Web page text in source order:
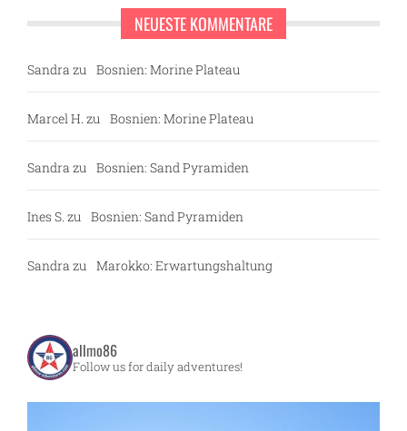
NEUESTE KOMMENTARE
Sandra zu Bosnien: Morine Plateau
Marcel H. zu Bosnien: Morine Plateau
Sandra zu Bosnien: Sand Pyramiden
Ines S. zu Bosnien: Sand Pyramiden
Sandra zu Marokko: Erwartungshaltung
allmo86
Follow us for daily adventures!